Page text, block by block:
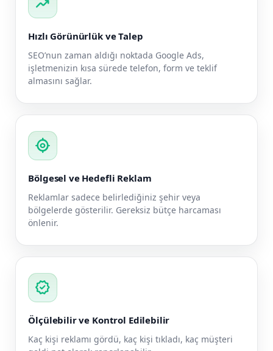
Hızlı Görünürlük ve Talep
SEO’nun zaman aldığı noktada Google Ads,
işletmenizin kısa sürede telefon, form ve teklif
almasını sağlar.
my_location
Bölgesel ve Hedefli Reklam
Reklamlar sadece belirlediğiniz şehir veya
bölgelerde gösterilir. Gereksiz bütçe harcaması
önlenir.
verified
Ölçülebilir ve Kontrol Edilebilir
Kaç kişi reklamı gördü, kaç kişi tıkladı, kaç müşteri